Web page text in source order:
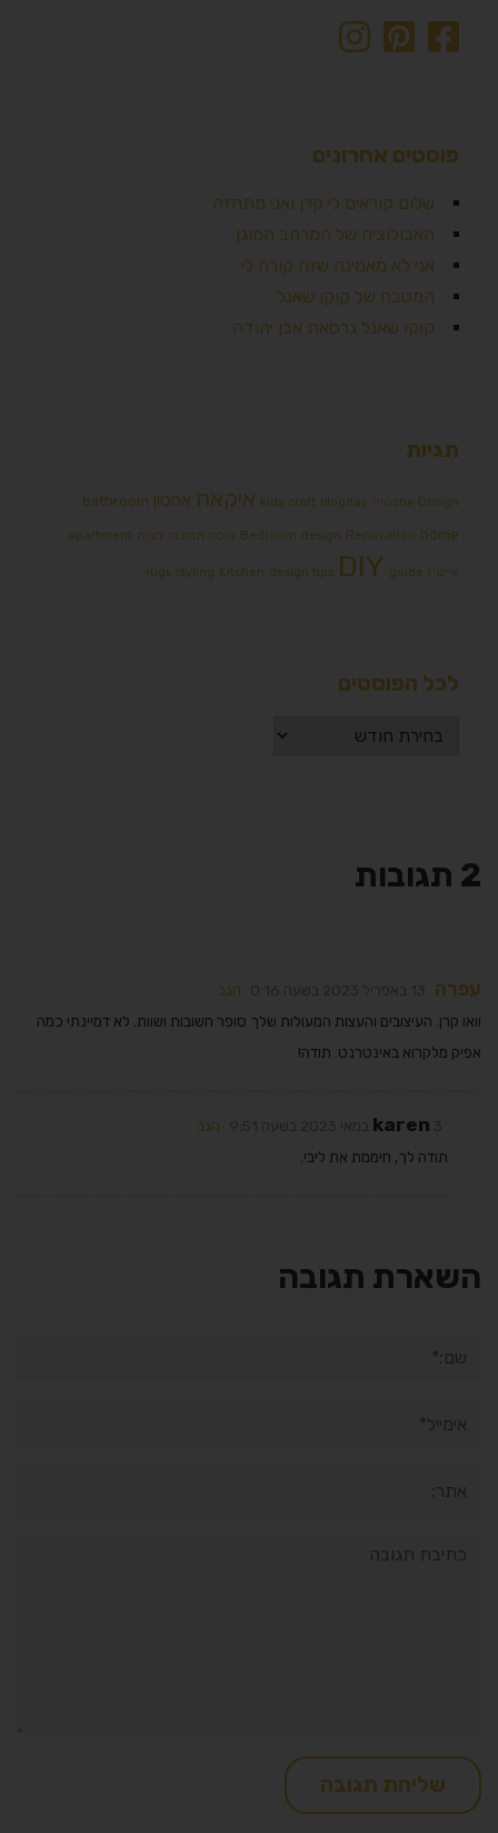
פוסטים אחרונים
שלום קוראים לי קרן ואני מתחזה
האבולוציה של המרחב המוגן
אני לא מאמינה שזה קורה לי
המטבח של קוקו שאנל
קוקו שאנל גרסאת אבן יהודה
תגיות
Design אמבטיה kids craft blogday איקאה אחסון bathroom
Bedroom design Renovation home אוסף תמונות לבית apartment
אייטיז rugs styling Kitchen design tips DIY guide
לכל הפוסטים
2 תגובות
עפרה
הגב
וואו קרן. העיצובים והעצות המעולות שלך סופר חשובות ושוות. לא דמיינתי כמה
אפיק מלקרוא באינטרנט. תודה!
karen
הגב
תודה לך, חיממת את ליבי.
השארת תגובה